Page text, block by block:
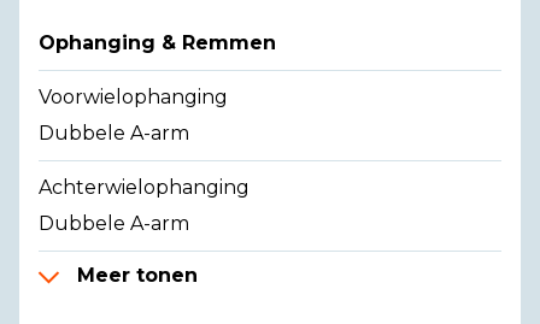
Ophanging & Remmen
Voorwielophanging
Dubbele A-arm
Achterwielophanging
Dubbele A-arm
Meer tonen